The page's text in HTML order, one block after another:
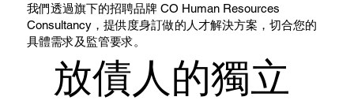
我們透過旗下的招聘品牌 CO Human Resources
Consultancy，提供度身訂做的人才解決方案，切合您的
具體需求及監管要求。
放債人的獨立